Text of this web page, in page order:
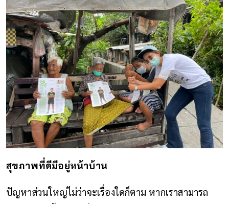
สุขภาพที่ดีมีอยู่หน้าบ้าน
ปัญหาส่วนใหญ่ไม่ว่าจะเรื่องใดก็ตาม หากเราสามารถ